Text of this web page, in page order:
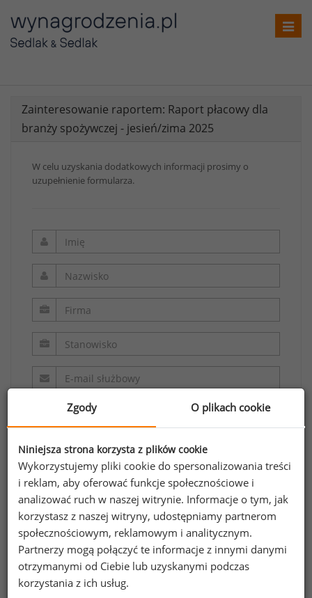
Zainteresowanie raportem: Raport płacowy dla
branży spożywczej - jesień/zima 2025
W celu uzyskania dodatkowych informacji prosimy o
uzupełnienie formularza.
Oświadczam, że zapoznałem/zapoznałam się z
regulaminem.
Wyrażam zgodę na przetwarzanie moich
danych osobowych zawartych w formularzu
przez Sedlak &Sedlak sp. z o.o. sp. k. w celu
Zgody O plikach cookie
Niniejsza strona korzysta z plików cookie
Wykorzystujemy pliki cookie do spersonalizowania treści
i reklam, aby oferować funkcje społecznościowe i
analizować ruch w naszej witrynie. Informacje o tym, jak
korzystasz z naszej witryny, udostępniamy partnerom
społecznościowym, reklamowym i analitycznym.
Partnerzy mogą połączyć te informacje z innymi danymi
otrzymanymi od Ciebie lub uzyskanymi podczas
korzystania z ich usług.